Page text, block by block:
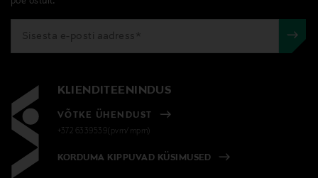
KLIENDITEENINDUS
VÕTKE ÜHENDUST
+372 6339539(pvm/mpm)
KORDUMA KIPPUVAD KÜSIMUSED